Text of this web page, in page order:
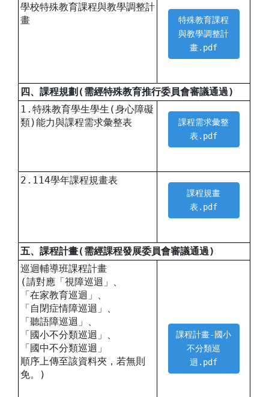
學校特殊教育課程與教學調整計
畫
特殊教育課程
與教學調整計
畫.pdf
四、課程規劃(需經特殊教育推行委員會審議通過)
1.特殊教育學生學生(身心障礙
類)能力與課程需求彙整表
課程需求彙整
表.pdf
2.114學年課程規畫表
課程規畫
表.pdf
五、課程計畫(需經課程發展委員會審議通過)
巡迴輔導班課程計畫
(請對應「視障巡迴」、
「在家教育巡迴」、
「自閉症情障巡迴」、
「聽語障巡迴」、
「國小不分類巡迴」、
「國中不分類巡迴」
順序上傳至該資料夾，若無則
免。)
課程計畫-國小
不分類巡
迴.pdf